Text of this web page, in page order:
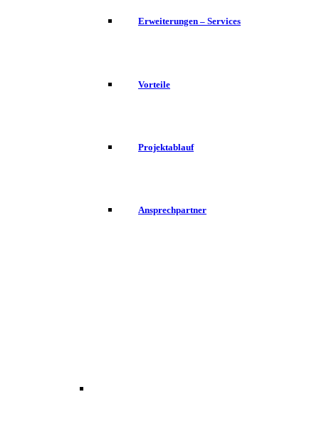
Erweiterungen – Services
Vorteile
Projektablauf
Ansprechpartner